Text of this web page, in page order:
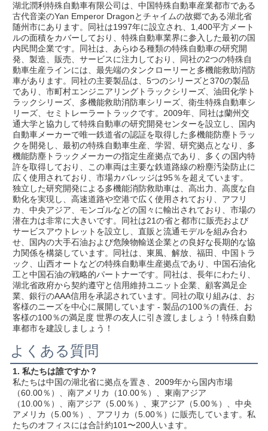
湖北潤利特殊自動車有限公司は、中国特殊自動車産業都市である
古代音楽のYan Emperor Dragonとチャイムの故郷である湖北省
随州市にあります。同社は1997年に設立され、1,400平方メート
ルの面積をカバーしており、特殊自動車業界に参入した最初の国
内民間企業です。同社は、あらゆる種類の特殊自動車の研究開
発、製造、販売、サービスに注力しており、同社の2つの特殊自
動車生産ラインには、最先端のタンクローリーと多機能救助消防
車があります。同社の主要製品は、5つのシリーズと370の製品
であり、市町村エンジニアリングトラックシリーズ、油田化学ト
ラックシリーズ、多機能救助消防車シリーズ、衛生特殊自動車シ
リーズ、セミトレーラートラックです。2009年、同社は蘭州交
通大学と協力して特殊自動車の研究開発センターを設立し、国内
自動車メーカーで唯一鉄道省の認証を取得した多機能防塵トラッ
クを開発し、最初の特殊自動車生産、学習、研究拠点となり、多
機能防塵トラックメーカーの指定生産拠点であり、多くの国内特
許を取得しており、この車両は主要な鉄道路線の粉塵汚染防止に
広く使用されており、市場カバレッジは95％を超えています。
独立した研究開発による多機能消防救助車は、高出力、高度な自
動化を実現し、高速道路や空港で広く使用されており、アフリ
カ、中央アジア、モンゴルなどの国々に輸出されており、市場の
潜在力は非常に大きいです。同社は21の省と都市に販売および
サービスアウトレットを設立し、直販と流通モデルを組み合わ
せ、国内の大手石油および危険物輸送企業との良好な長期的な協
力関係を構築しています。同社は、東風、解放、福田、中国トラ
ック、山西オートなどの特殊自動車生産拠点であり、中国石油化
工と中国石油の戦略的パートナーです。同社は、長年にわたり、
湖北省政府から契約遵守と信用維持ユニット企業、顧客満足企
業、銀行のAAA信用を承認されています。同社の取り組みは、お
客様のニーズを中心に展開しています - 製品の100％の責任、お
客様の100％の満足度 世界の友人に引き渡しましょう！特殊自動
車都市を建設しましょう！
よくある質問
1. 私たちは誰ですか？
私たちは中国の湖北省に拠点を置き、2009年から国内市場
（60.00％）、南アメリカ（10.00％）、東南アジア
（10.00％）、南アジア（5.00％）、東アジア（5.00％）、中央
アメリカ（5.00％）、アフリカ（5.00％）に販売しています。私
たちのオフィスには合計約101〜200人います。